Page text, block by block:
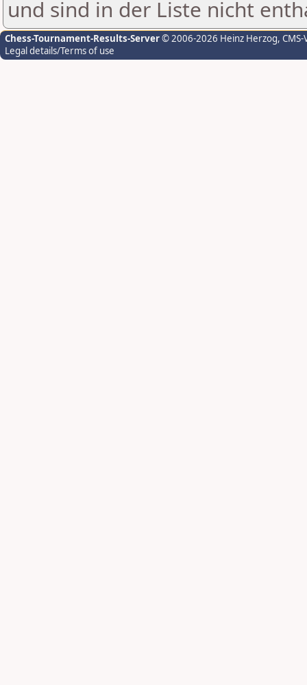
und sind in der Liste nicht
Chess-Tournament-Results-Server© 2006-2026 Heinz Herzog,
Legal details/Terms of use